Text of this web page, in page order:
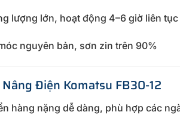
lượng lớn, hoạt động 4–6 giờ liên tục
nguyên bản, sơn zin trên 90%
Điện Komatsu FB30-12
hàng nặng dễ dàng, phù hợp các